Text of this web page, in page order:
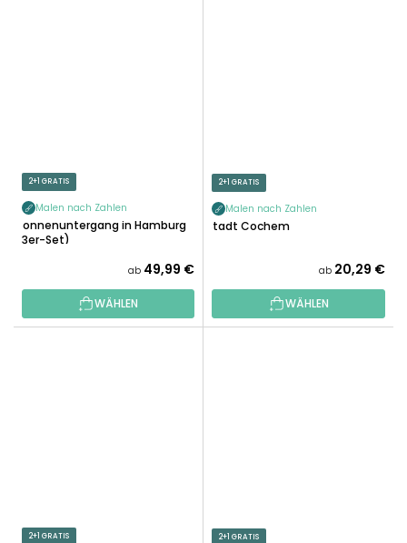
2+1 GRATIS
Malen nach Zahlen
Sonnenuntergang in Hamburg
(3er-Set)
ab 49,99 €
WÄHLEN
2+1 GRATIS
Malen nach Zahlen
Stadt Cochem
ab 20,29 €
WÄHLEN
2+1 GRATIS 2+1 GRATIS